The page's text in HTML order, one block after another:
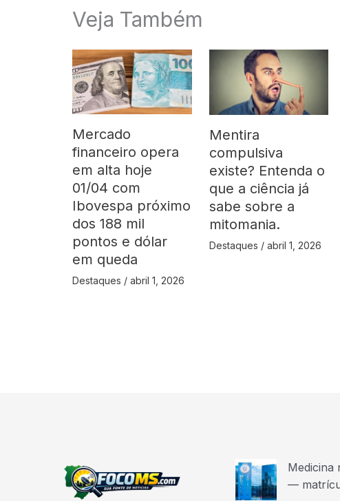
Veja Também
Mercado
financeiro opera
em alta hoje
01/04 com
Ibovespa próximo
dos 188 mil
pontos e dólar
em queda
Destaques / abril 1, 2026
Mentira
compulsiva
existe? Entenda o
que a ciência já
sabe sobre a
mitomania.
Destaques / abril 1, 2026
Medicina
—